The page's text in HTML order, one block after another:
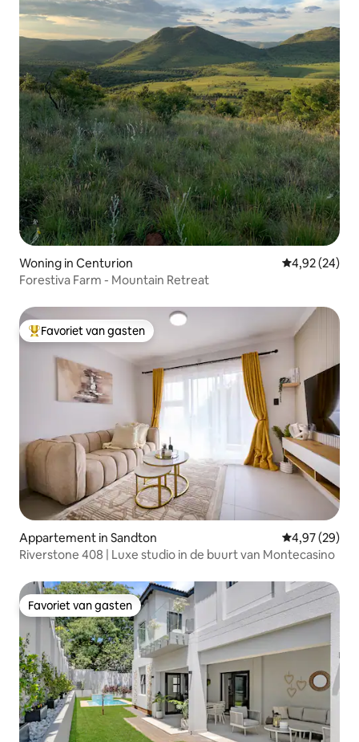
Woning in Centurion Gemiddelde
4,92 (24)
Forestiva Farm - Mountain Retreat
Topfavoriet van gasten
Favoriet van gasten
Appartement in Sandton Gemiddelde
4,97 (29)
Riverstone 408 | Luxe studio in de buurt van Montecasino
Favoriet van gasten
Favoriet van gasten